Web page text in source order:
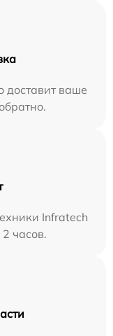
доставит ваше
Infratech
часов.